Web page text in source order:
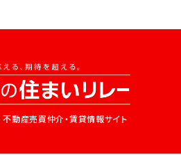
不動産売買仲介・賃貸情報サイト